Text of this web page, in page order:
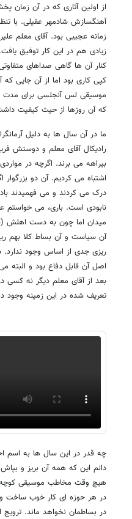
از اولین آثاری که در آن زمان
آهنگسازش شادمهر عقیلی. با
زمانه عجیبی بود. آقای معلم
زیادی هم در این کار توفیق
کنار آن ها گاهی صداهای
کپی کاری بود اما از آن جایی
موسیقی لس آنجلسی برای مدت
که آن روزها از حیث کیفیت
ما در آن سال ها به دلیل
رادیکال آقای معلم و دوستش
بیراهه می برند. اگرچه در
اشتباه می کردیم. آن دو
درک می کردند و می فهمیدند
نابودی است. باری، می خواستم
میدان اما چون به دست اهلش
آن سیاست و آن بساط کلا بهم
ریزی جدی از اساس وجود
اصل آن قابل دفاع بود و البته
بعد از آقای معلم دیگر نه
تعریف شده در این زمینه
چه قدر در این سال ها به اسم
دانم این که همه آن بریز و
هیچ وقت مخاطب موسیقی کوچه
در هر حوزه ای کار خوب ساخت و
در بساطمان نخواهد ماند.